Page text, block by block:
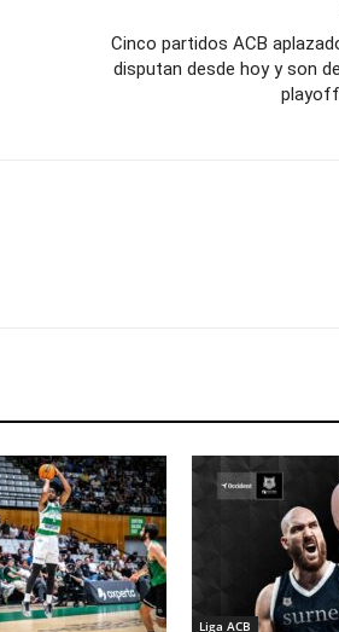
Cinco partidos ACB
disputan desde hoy y son
Liga ACB